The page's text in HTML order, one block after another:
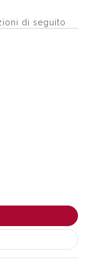
di seguito